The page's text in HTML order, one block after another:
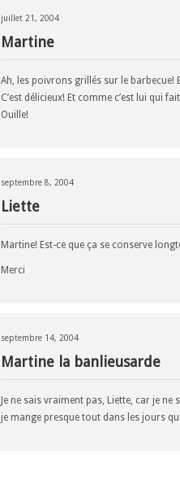
juillet 21, 2004
Martine
Ah, les poivrons grillés sur le barbecue!
C’est délicieux! Et comme c’est lui qui
Ouille!
septembre 8, 2004
Liette
Martine! Est-ce que ça se conserve
Merci
septembre 14, 2004
Martine la banlieusarde
Je ne sais vraiment pas, Liette, car je
je mange presque tout dans les jours